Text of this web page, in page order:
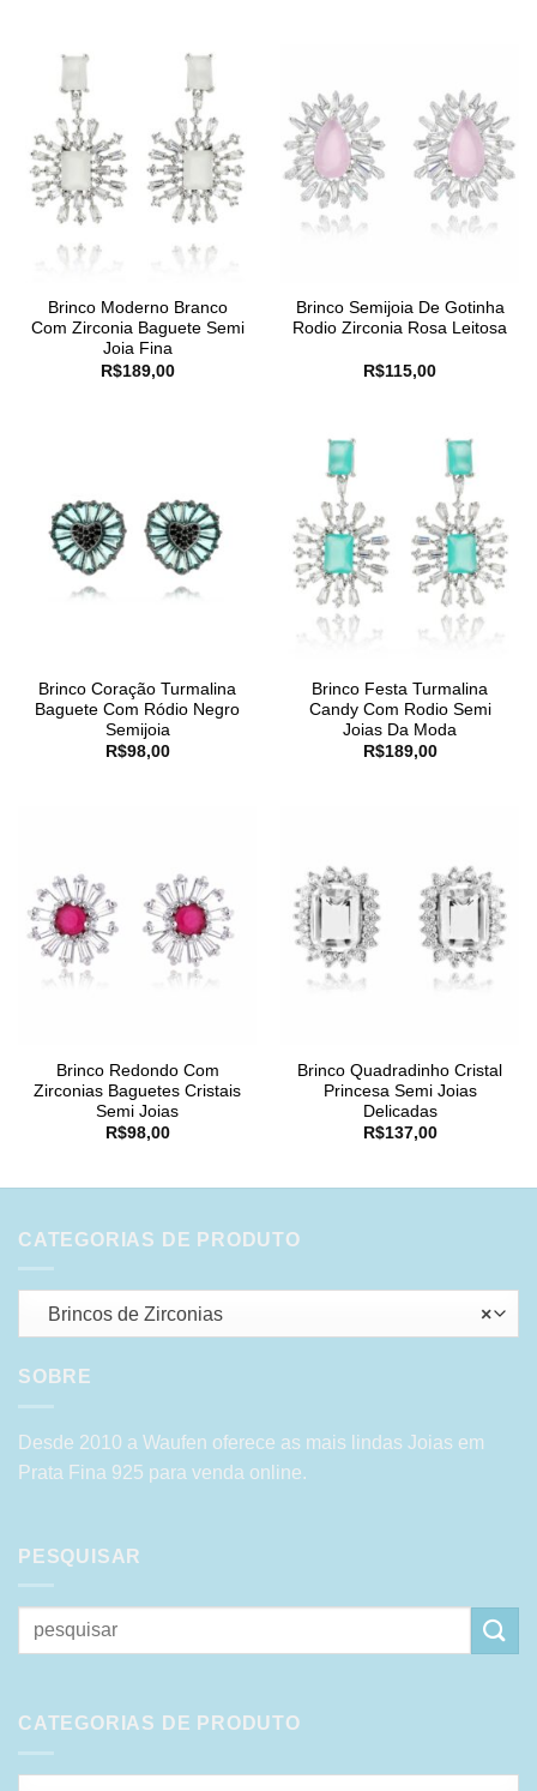
Brinco Moderno Branco
Com Zirconia Baguete Semi
Joia Fina
R$189,00
Brinco Semijoia De Gotinha
Rodio Zirconia Rosa Leitosa
R$115,00
Brinco Coração Turmalina
Baguete Com Ródio Negro
Semijoia
R$98,00
Brinco Festa Turmalina
Candy Com Rodio Semi
Joias Da Moda
R$189,00
Brinco Redondo Com
Zirconias Baguetes Cristais
Semi Joias
R$98,00
Brinco Quadradinho Cristal
Princesa Semi Joias
Delicadas
R$137,00
CATEGORIAS DE PRODUTO
×
Brincos de Zirconias
SOBRE
Desde 2010 a Waufen oferece as mais lindas Joias em
Prata Fina 925 para venda online.
PESQUISAR
Pesquisar
por:
CATEGORIAS DE PRODUTO